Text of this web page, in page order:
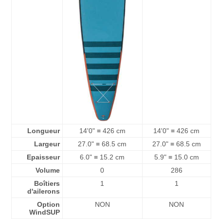
Longueur 14'0" ≡ 426 cm
14'0" ≡ 426 cm
Largeur
27.0" ≡ 68.5 cm
27.0" ≡ 68.5 cm
Epaisseur
6.0" ≡ 15.2 cm
5.9" ≡ 15.0 cm
Volume
0
286
Boîtiers
d'ailerons
1 1
Option
WindSUP
NON NON